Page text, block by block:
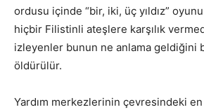
ordusu içinde “bir, iki, üç yıldız”
hiçbir Filistinli ateşlere karşılık
izleyenler bunun ne anlama geldiğini
öldürülür.
Yardım merkezlerinin çevresindeki